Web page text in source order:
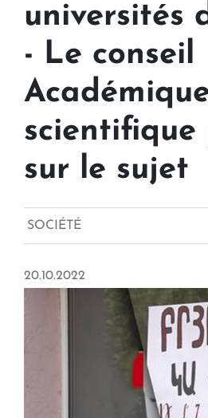
universités
- Le conseil
scientifique
sur le sujet
SOCIÉTÉ
20.10.2022